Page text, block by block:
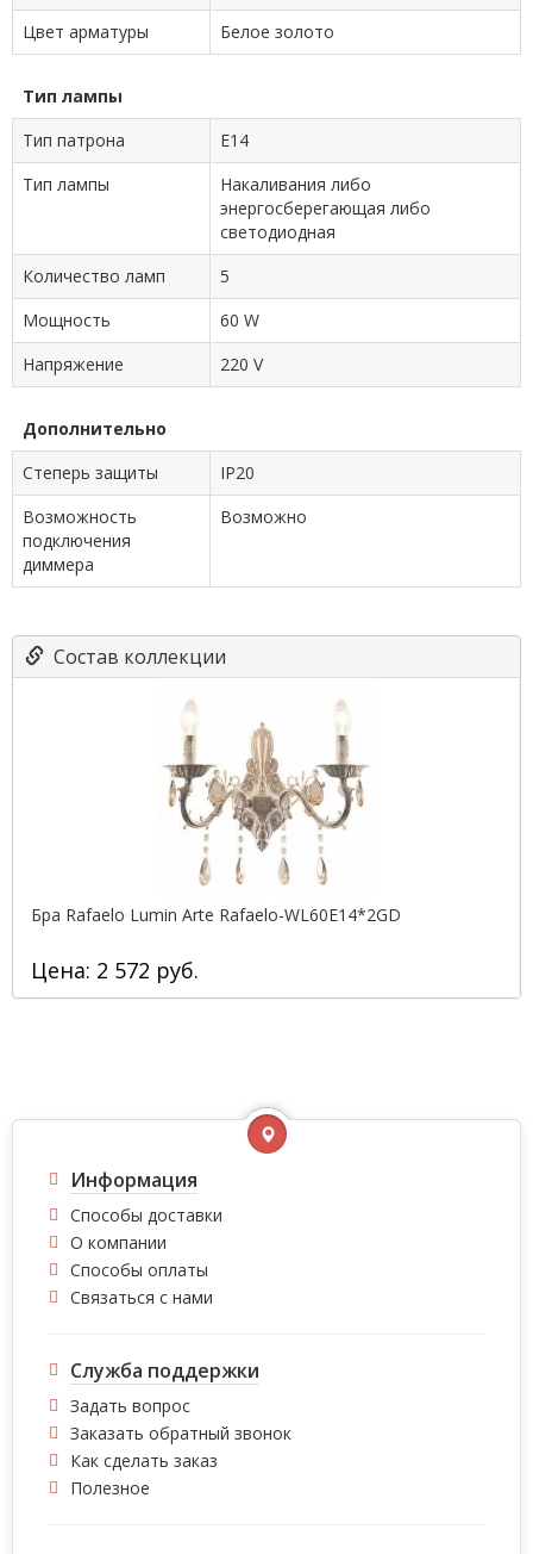
Цвет арматуры Белое золото
Тип лампы
Тип патрона
E14
Тип лампы
Накаливания либо
энергосберегающая либо
светодиодная
Количество ламп
5
Мощность
60 W
Напряжение
220 V
Дополнительно
Степерь защиты
IP20
Возможность
подключения
диммера
Возможно
Состав коллекции
Бра Rafaelo Lumin Arte Rafaelo-WL60E14*2GD
Цена: 2 572 руб.
Информация
Способы доставки
О компании
Способы оплаты
Связаться с нами
Служба поддержки
Задать вопрос
Заказать обратный звонок
Как сделать заказ
Полезное